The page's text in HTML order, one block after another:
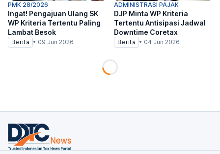
PMK 28/2026
Ingat! Pengajuan Ulang SK
WP Kriteria Tertentu Paling
Lambat Besok
Berita • 09 Jun 2026
ADMINISTRASI PAJAK
DJP Minta WP Kriteria
Tertentu Antisipasi Jadwal
Downtime Coretax
Berita • 04 Jun 2026